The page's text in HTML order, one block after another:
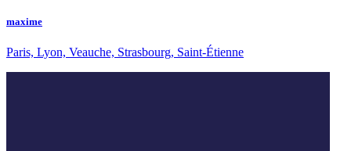
maxime
Paris, Lyon, Veauche, Strasbourg, Saint-Étienne